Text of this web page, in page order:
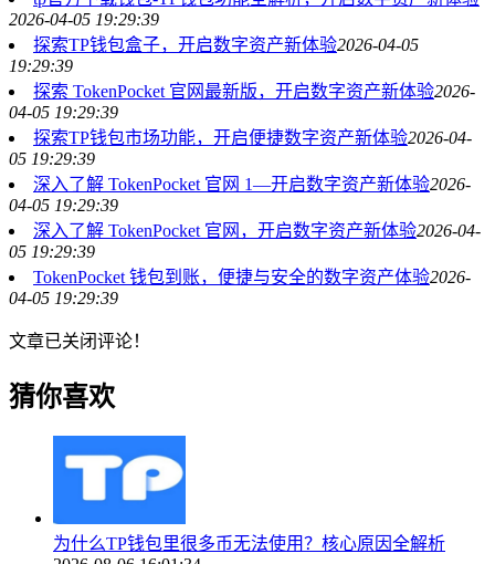
2026-04-05 19:29:39
探索TP钱包盒子，开启数字资产新体验2026-04-05
19:29:39
探索 TokenPocket 官网最新版，开启数字资产新体验2026-
04-05 19:29:39
探索TP钱包市场功能，开启便捷数字资产新体验2026-04-
05 19:29:39
深入了解 TokenPocket 官网 1—开启数字资产新体验2026-
04-05 19:29:39
深入了解 TokenPocket 官网，开启数字资产新体验2026-04-
05 19:29:39
TokenPocket 钱包到账，便捷与安全的数字资产体验2026-
04-05 19:29:39
文章已关闭评论！
猜你喜欢
为什么TP钱包里很多币无法使用？核心原因全解析